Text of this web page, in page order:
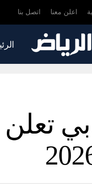
اعلن معنا اتصل بنا
تعلن